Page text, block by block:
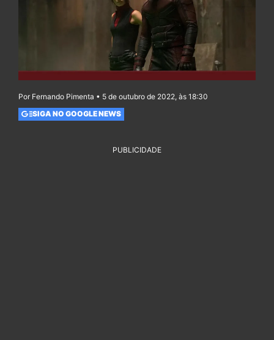
Por Fernando Pimenta • 5 de outubro de 2022, às 18:30
SIGA NO GOOGLE NEWS
PUBLICIDADE